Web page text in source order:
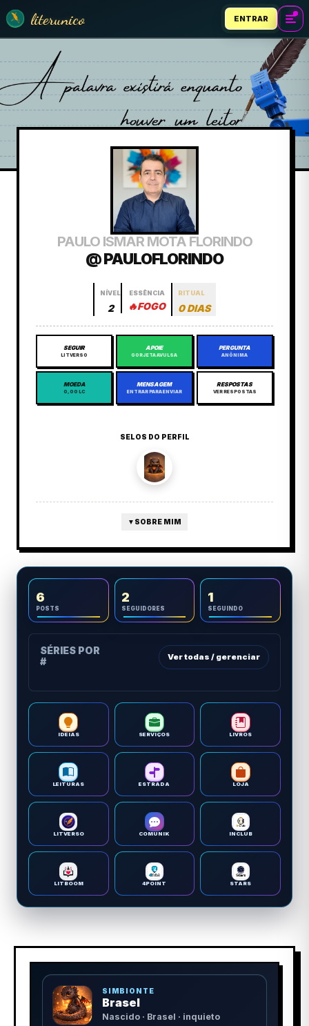
literunico ENTRAR
PAULO ISMAR MOTA FLORINDO
@ PAULOFLORINDO
NÍVEL
2
ESSÊNCIA
🔥FOGO
RITUAL
0 DIAS
SEGUIR
LITVERSO
APOIE
GORJETA AVULSA
PERGUNTA
ANÔNIMA
MOEDA
0,00 LC
MENSAGEM
ENTRAR PARA ENVIAR
RESPOSTAS
VER RESPOSTAS
SELOS DO PERFIL
▼ SOBRE MIM
6
POSTS
2
SEGUIDORES
1
SEGUINDO
SÉRIES POR
#
Ver todas / gerenciar
IDEIAS SERVIÇOS LIVROS
LEITURAS ESTRADA LOJA
LITVERSO COMUNIK INCLUB
LITBOOM 4POINT STARS
SIMBIONTE
Brasel
Nascido · Brasel · inquieto